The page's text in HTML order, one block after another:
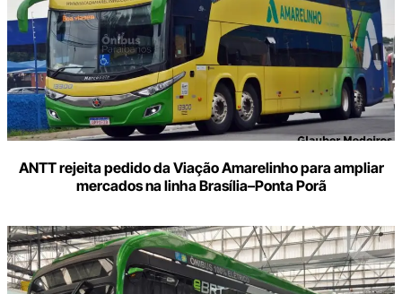
ANTT rejeita pedido da Viação Amarelinho para ampliar
mercados na linha Brasília–Ponta Porã